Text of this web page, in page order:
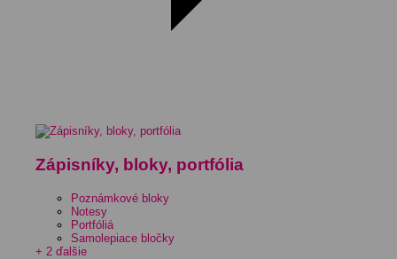
Zápisníky, bloky, portfólia
Poznámkové bloky
Notesy
Portfóliá
Samolepiace bločky
+ 2 ďalšie